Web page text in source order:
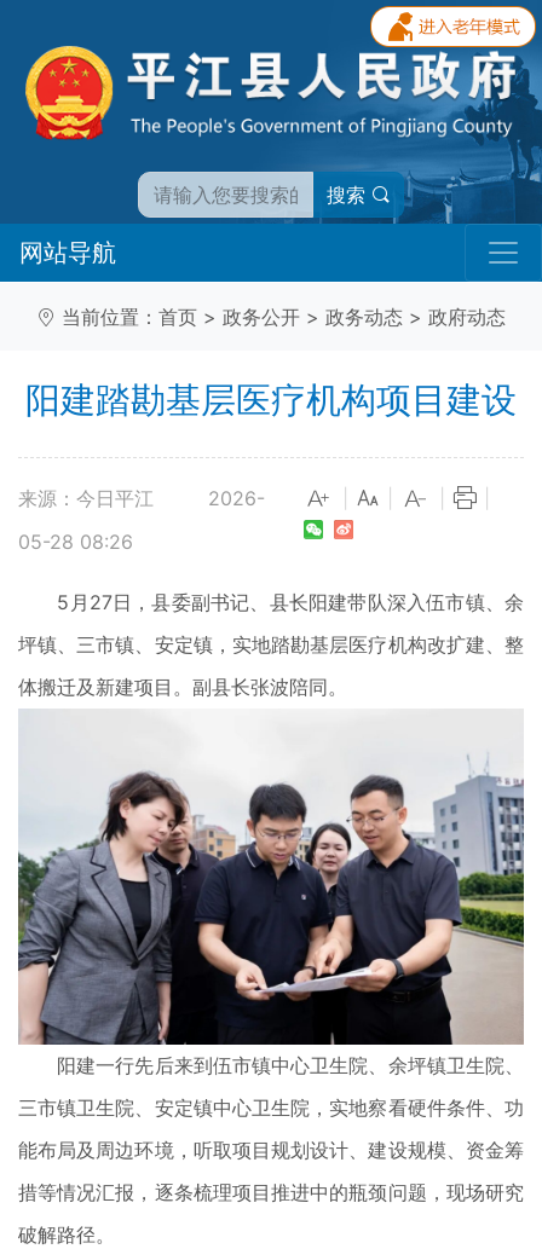
搜索
网站导航
当前位置： 首页 > 政务公开 > 政务动态 > 政府动态
阳建踏勘基层医疗机构项目建设
来源：今日平江
2026-
05-28 08:26
5月27日，县委副书记、县长阳建带队深入伍市镇、余
坪镇、三市镇、安定镇，实地踏勘基层医疗机构改扩建、整
体搬迁及新建项目。副县长张波陪同。
阳建一行先后来到伍市镇中心卫生院、余坪镇卫生院、
三市镇卫生院、安定镇中心卫生院，实地察看硬件条件、功
能布局及周边环境，听取项目规划设计、建设规模、资金筹
措等情况汇报，逐条梳理项目推进中的瓶颈问题，现场研究
破解路径。